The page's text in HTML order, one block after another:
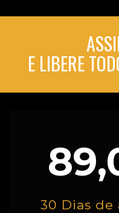
E LIBERE
30 Dias de